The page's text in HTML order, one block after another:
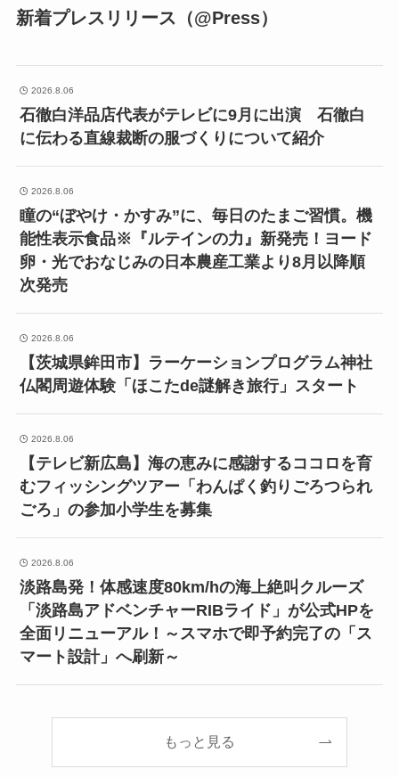
新着プレスリリース（@Press）
2026.8.06
石徹白洋品店代表がテレビに9月に出演 石徹白
に伝わる直線裁断の服づくりについて紹介
2026.8.06
瞳の“ぼやけ・かすみ”に、毎日のたまご習慣。機
能性表示食品※『ルテインの力』新発売！ヨード
卵・光でおなじみの日本農産工業より8月以降順
次発売
2026.8.06
【茨城県鉾田市】ラーケーションプログラム神社
仏閣周遊体験「ほこたde謎解き旅行」スタート
2026.8.06
【テレビ新広島】海の恵みに感謝するココロを育
むフィッシングツアー「わんぱく釣りごろつられ
ごろ」の参加小学生を募集
2026.8.06
淡路島発！体感速度80km/hの海上絶叫クルーズ
「淡路島アドベンチャーRIBライド」が公式HPを
全面リニューアル！～スマホで即予約完了の「ス
マート設計」へ刷新～
もっと見る